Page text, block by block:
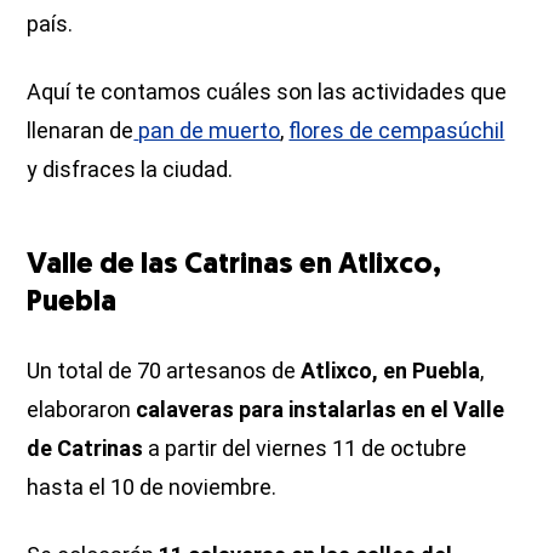
país.
Aquí te contamos cuáles son las actividades que
llenaran de pan de muerto, flores de cempasúchil
y disfraces la ciudad.
Valle de las Catrinas en Atlixco,
Puebla
Un total de 70 artesanos de Atlixco, en Puebla,
elaboraron calaveras para instalarlas en el Valle
de Catrinas a partir del viernes 11 de octubre
hasta el 10 de noviembre.